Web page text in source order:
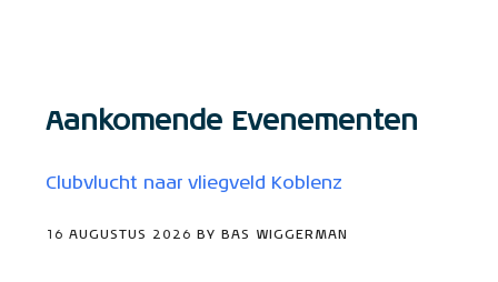
Aankomende Evenementen
Clubvlucht naar vliegveld Koblenz
16 AUGUSTUS 2026 BY BAS WIGGERMAN